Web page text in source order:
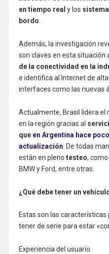
en tiempo real y los
bordo.
Además, la investigación
son claves en esta situación
de la conectividad en la
e identifica al Internet de
interfaces como las nuevas
Actualmente, Brasil lidera el
en la región gracias al
que en Argentina hace
actualización . De todas
están en pleno testeo,
BMW y Ford, entre otras.
¿Qué debe tener un
Estas son las
tener de serie para estar
Experiencia del usuario.